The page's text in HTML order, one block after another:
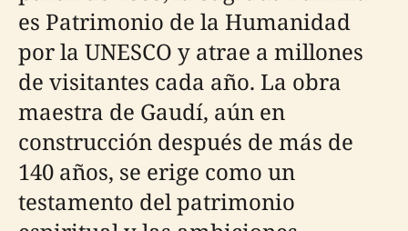
es Patrimonio de la Humanidad
por la UNESCO y atrae a millones
de visitantes cada año. La obra
maestra de Gaudí, aún en
construcción después de más de
140 años, se erige como un
testamento del patrimonio